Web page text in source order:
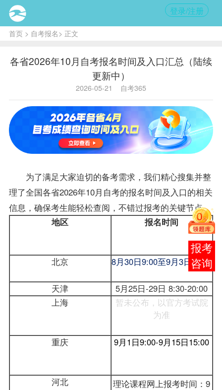
登录/注册
首页> 自考报名> 正文
各省2026年10月自考报名时间及入口汇总（陆续
更新中）
2026-05-21 自考365
为了满足大家迫切的备考需求，我们精心搜集并整
理了全国各省2026年10月自考的报名时间及入口的相关
信息，确保考生能轻松查阅，不错过报考的关键节点。
地区 报名时间
北京 8月30日9:00至9月3日17:00
天津 5月25日-29日8:30-20:00
上海
暂未公布，以官方考试院
为准
重庆 9月1日9:00-9月15日15:00
河北 理论课程网上报考时间：9
报考
咨询